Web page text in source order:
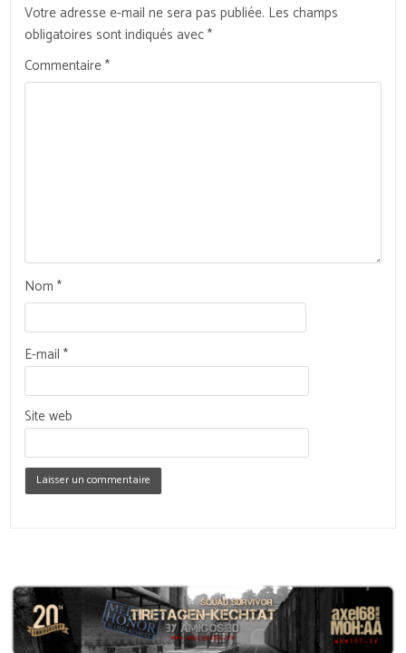
Votre adresse e-mail ne sera pas publiée. Les champs
obligatoires sont indiqués avec*
Commentaire*
Nom*
E-mail*
Site web